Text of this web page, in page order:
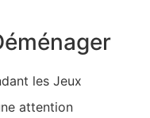
les Jeux
attention